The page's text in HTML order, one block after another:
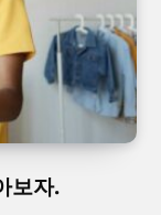
보자.